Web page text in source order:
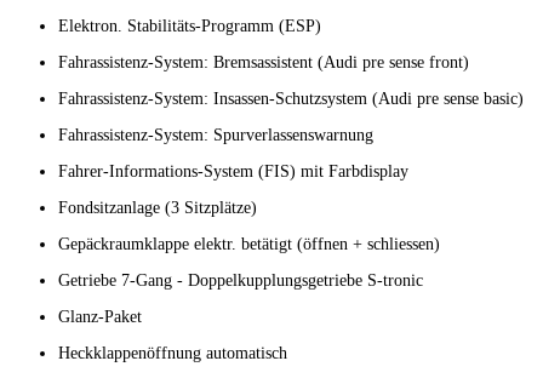
Elektron. Stabilitäts-Programm (ESP)
Fahrassistenz-System: Bremsassistent (Audi pre sense front)
Fahrassistenz-System: Insassen-Schutzsystem (Audi pre sense basic)
Fahrassistenz-System: Spurverlassenswarnung
Fahrer-Informations-System (FIS) mit Farbdisplay
Fondsitzanlage (3 Sitzplätze)
Gepäckraumklappe elektr. betätigt (öffnen + schliessen)
Getriebe 7-Gang - Doppelkupplungsgetriebe S-tronic
Glanz-Paket
Heckklappenöffnung automatisch